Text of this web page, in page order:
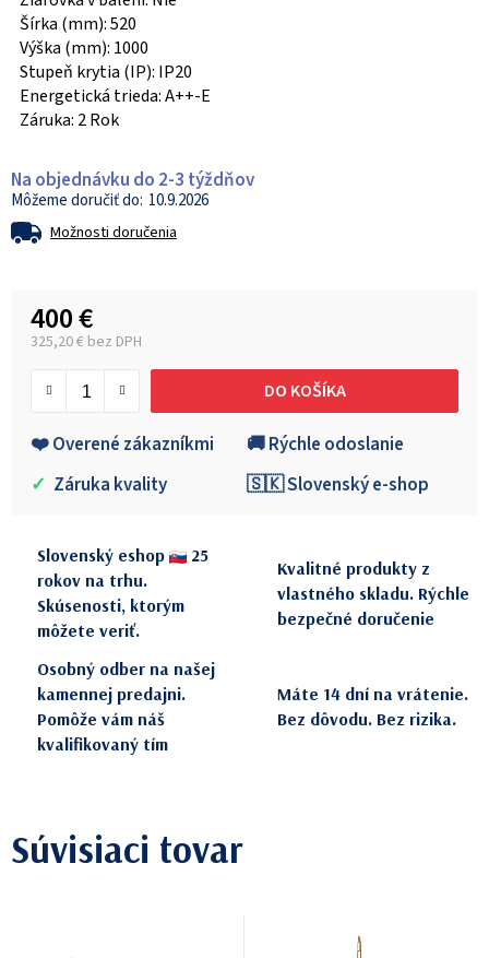
Šírka (mm): 520
Výška (mm): 1000
Stupeň krytia (IP): IP20
Energetická trieda: A++-E
Záruka: 2 Rok
Na objednávku do 2-3 týždňov
10.9.2026
Možnosti doručenia
400 €
325,20 € bez DPH
DO KOŠÍKA
❤️ Overené zákazníkmi
🚚 Rýchle odoslanie
✓ Záruka kvality 🇸🇰 Slovenský e-shop
Slovenský eshop
25
rokov na trhu.
Skúsenosti, ktorým
môžete veriť.
Kvalitné produkty z
vlastného skladu. Rýchle
bezpečné doručenie
Osobný odber na našej
kamennej predajni.
Pomôže vám náš
kvalifikovaný tím
Máte 14 dní na vrátenie.
Bez dôvodu. Bez rizika.
Súvisiaci tovar